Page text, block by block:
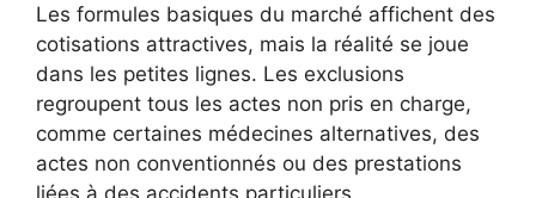
Les formules basiques du marché affichent des
cotisations attractives, mais la réalité se joue
dans les petites lignes. Les exclusions
regroupent tous les actes non pris en charge,
comme certaines médecines alternatives, des
actes non conventionnés ou des prestations
liées à des accidents particuliers.